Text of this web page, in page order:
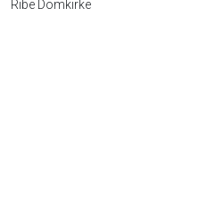
Ribe Domkirke